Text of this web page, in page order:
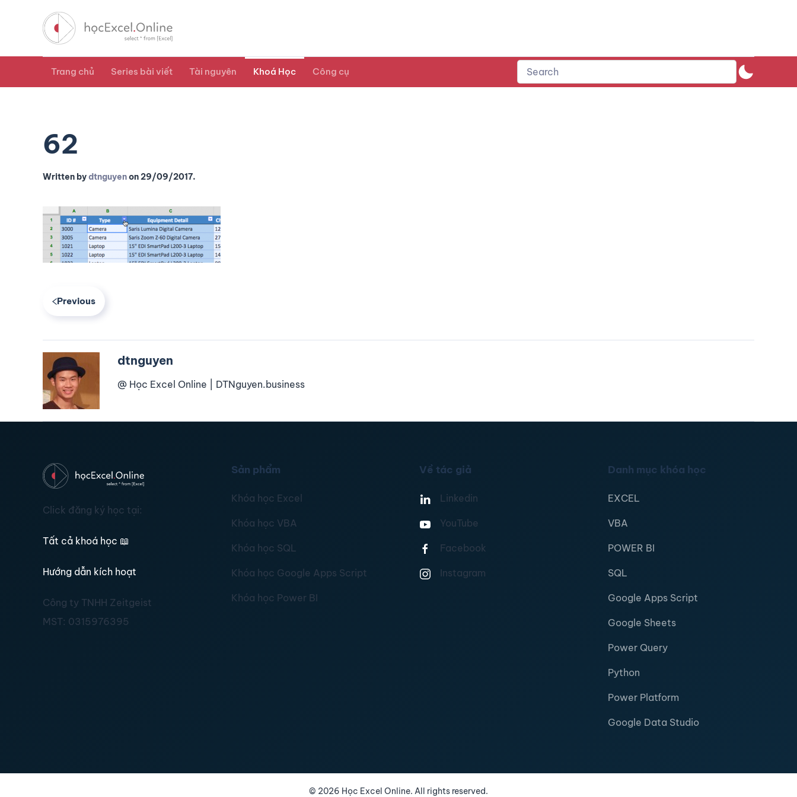
Trang chủ Series bài viết Tài nguyên Khoá Học Công cụ
62
Written bydtnguyenon29/09/2017.
Previous
dtnguyen
@ Học Excel Online | DTNguyen.business
Click đăng ký học tại:
Tất cả khoá học 📖
Hướng dẫn kích hoạt
Công ty TNHH Zeitgeist
MST: 0315976395
Sản phẩm
Khóa học Excel
Khóa học VBA
Khóa học SQL
Khóa học Google Apps Script
Khóa học Power BI
Về tác giả
Linkedin
YouTube
Facebook
Instagram
Danh mục khóa học
EXCEL
VBA
POWER BI
SQL
Google Apps Script
Google Sheets
Power Query
Python
Power Platform
Google Data Studio
© 2026 Học Excel Online. All rights reserved.